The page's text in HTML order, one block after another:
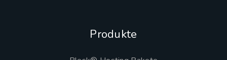
Produkte